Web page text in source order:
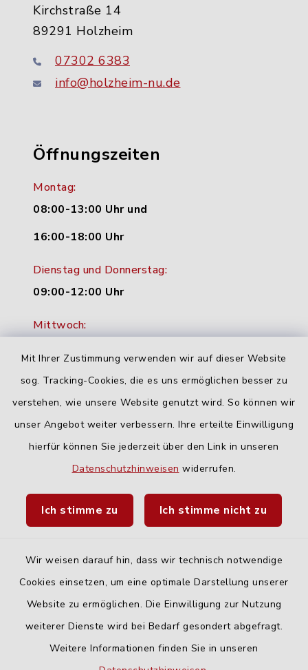
Mit Ihrer Zustimmung verwenden wir auf dieser Website
sog. Tracking-Cookies, die es uns ermöglichen besser zu
verstehen, wie unsere Website genutzt wird. So können wir
unser Angebot weiter verbessern. Ihre erteilte Einwilligung
hierfür können Sie jederzeit über den Link in unseren
Datenschutzhinweisen widerrufen.
Ich stimme zu Ich stimme nicht zu
Wir weisen darauf hin, dass wir technisch notwendige
Cookies einsetzen, um eine optimale Darstellung unserer
Website zu ermöglichen. Die Einwilligung zur Nutzung
weiterer Dienste wird bei Bedarf gesondert abgefragt.
Weitere Informationen finden Sie in unseren
Kirchstraße 14
89291 Holzheim
07302 6383
info@holzheim-nu.de
Öffnungszeiten
Montag:
08:00-13:00 Uhr und
16:00-18:00 Uhr
Dienstag und Donnerstag:
09:00-12:00 Uhr
Mittwoch:
Freitag:
geschlossen
Quicklinks
Fahrplanauskunft DING
Barrierefreiheit